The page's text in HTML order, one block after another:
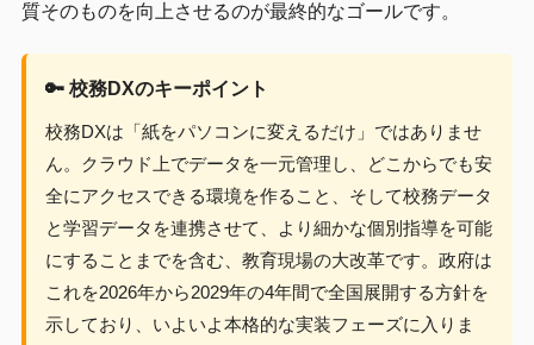
質そのものを向上させるのが最終的なゴールです。
🔑 校務DXのキーポイント
校務DXは「紙をパソコンに変えるだけ」ではありませ
ん。クラウド上でデータを一元管理し、どこからでも安
全にアクセスできる環境を作ること、そして校務データ
と学習データを連携させて、より細かな個別指導を可能
にすることまでを含む、教育現場の大改革です。政府は
これを2026年から2029年の4年間で全国展開する方針を
示しており、いよいよ本格的な実装フェーズに入りま